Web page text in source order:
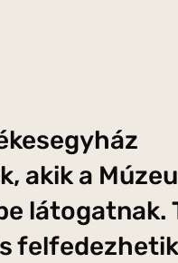
akik a
látogatnak.